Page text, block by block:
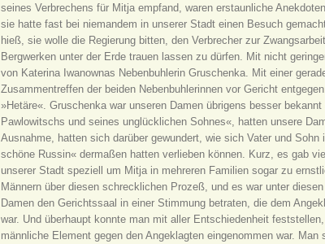
seines Verbrechens für Mitja empfand, waren erstaunliche
sie hatte fast bei niemandem in unserer Stadt einen Besuch
hieß, sie wolle die Regierung bitten, den Verbrecher zur
Bergwerken unter der Erde trauen lassen zu dürfen. Mit nicht
von Katerina Iwanownas Nebenbuhlerin Gruschenka. Mit einer
Zusammentreffen der beiden Nebenbuhlerinnen vor Gericht
»Hetäre«. Gruschenka war unseren Damen übrigens besser
Pawlowitschs und seines unglücklichen Sohnes«, hatten unsere
Ausnahme, hatten sich darüber gewundert, wie sich Vater und
schöne Russin« dermaßen hatten verlieben können. Kurz, es gab
unserer Stadt speziell um Mitja in mehreren Familien sogar zu
Männern über diesen schrecklichen Prozeß, und es war unter
Damen den Gerichtssaal in einer Stimmung betraten, die dem
war. Und überhaupt konnte man mit aller Entschiedenheit
männliche Element gegen den Angeklagten eingenommen war.